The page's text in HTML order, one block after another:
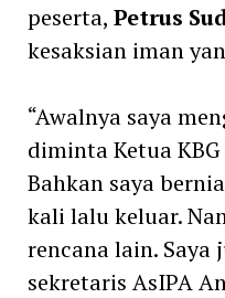
peserta, Petrus
kesaksian iman
“Awalnya saya
diminta Ketua
Bahkan saya
kali lalu keluar.
rencana lain.
sekretaris AsIPA